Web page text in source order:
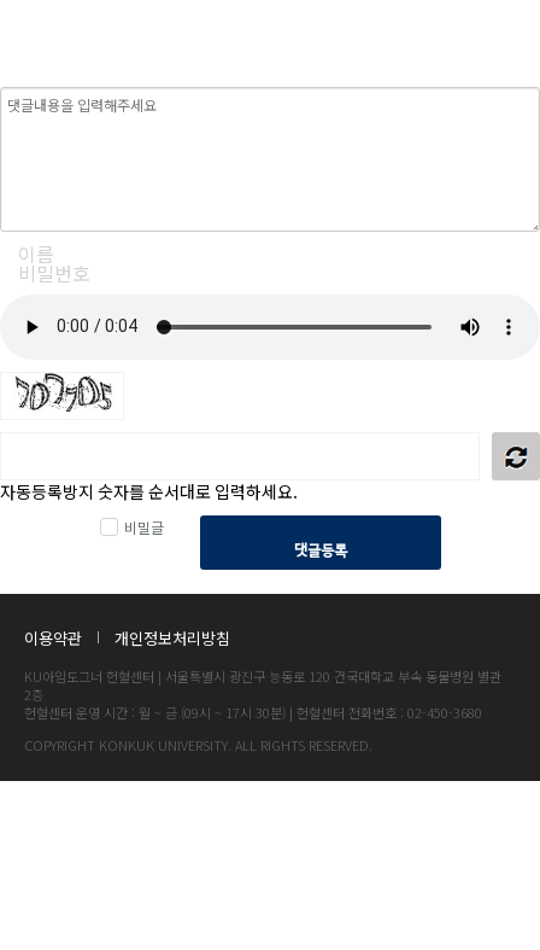
자동등록방지 숫자를 순서대로 입력하세요.
비밀글
댓글등록
이용약관 개인정보처리방침
KU아임도그너 헌혈센터 | 서울특별시 광진구 능동로 120 건국대학교 부속 동물병원 별관
2층
헌혈센터 운영 시간 : 월 ~ 금 (09시 ~ 17시 30분) | 헌혈센터 전화번호 : 02-450-3680
COPYRIGHT KONKUK UNIVERSITY. ALL RIGHTS RESERVED.